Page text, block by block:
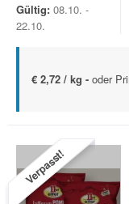
Gültig: 08.10. -
22.10.
€ 2,72 / kg - oder
Verpasst!